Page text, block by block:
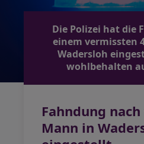
Die Polizei hat die
einem vermissten
Wadersloh
wohlbehalten
Fahndung
Mann in